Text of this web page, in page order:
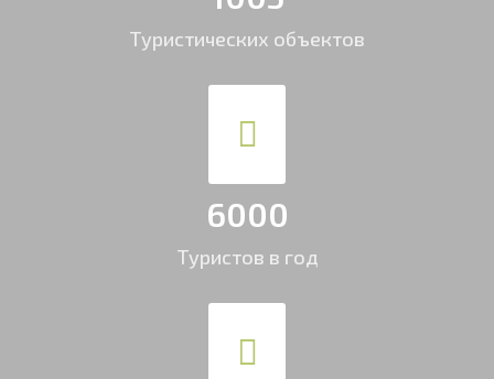
Туристических объектов
6000
Туристов в год